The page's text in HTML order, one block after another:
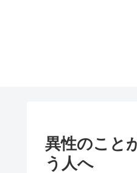
異性のこと
う人へ